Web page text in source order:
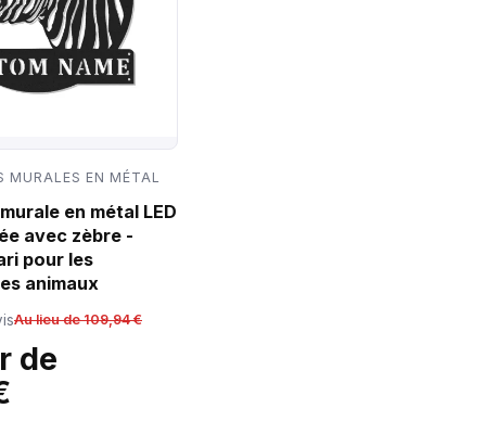
MURALES EN MÉTAL
en métal LED
avec zèbre -
pour les
animaux
Au lieu de 109,94 €
de